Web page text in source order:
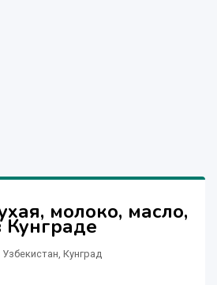
молоко, масло,
Узбекистан Кунград